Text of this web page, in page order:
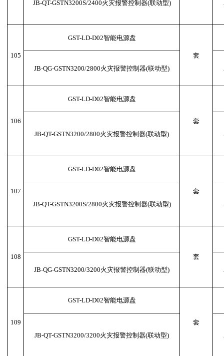
JB-QT-GSTN3200S/2400火灾报警控制器(联动型)
105
GST-LD-D02智能电源盘
套
JB-QG-GSTN3200/2800火灾报警控制器(联动型)
106
GST-LD-D02智能电源盘
套
JB-QT-GSTN3200/2800火灾报警控制器(联动型)
107
GST-LD-D02智能电源盘
套
JB-QT-GSTN3200S/2800火灾报警控制器(联动型)
108
GST-LD-D02智能电源盘
套
JB-QG-GSTN3200/3200火灾报警控制器(联动型)
109
GST-LD-D02智能电源盘
套
JB-QT-GSTN3200/3200火灾报警控制器(联动型)